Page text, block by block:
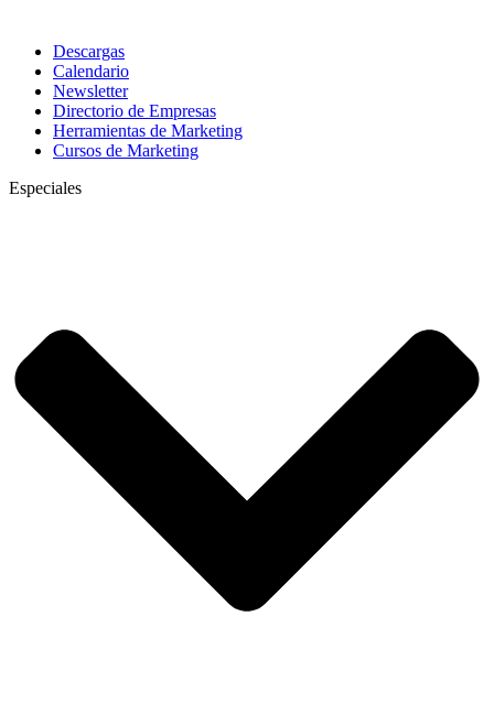
Descargas
Calendario
Newsletter
Directorio de Empresas
Herramientas de Marketing
Cursos de Marketing
Especiales